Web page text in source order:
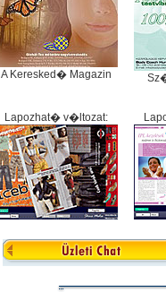
A Keresked� Magazin
Lapozhat� v�ltozat: